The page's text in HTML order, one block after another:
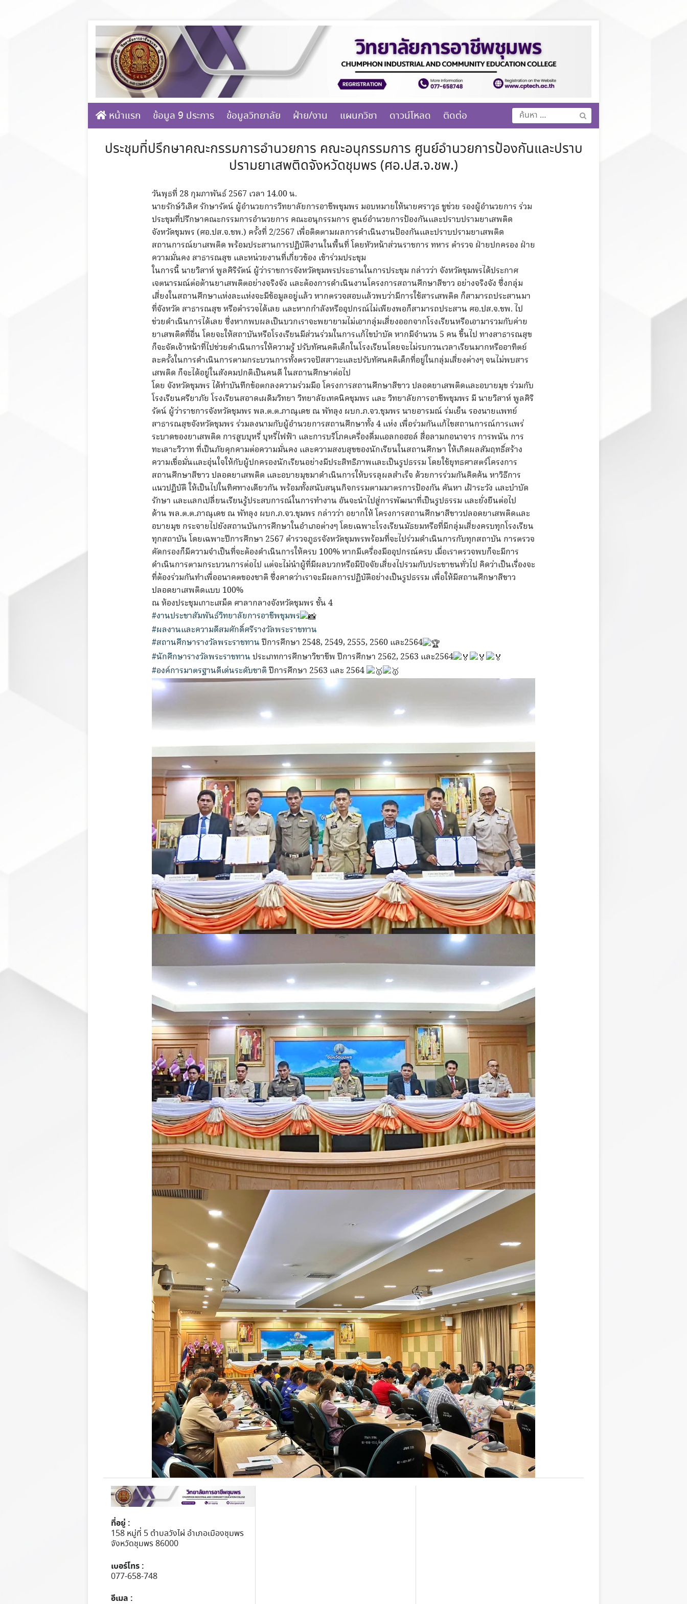
หน้าแรก ข้อมูล 9 ประการ ข้อมูลวิทยาลัย ฝ่าย/งาน แผนกวิชา ดาวน์โหลด ติดต่อ
ค้นหา
สำหรับ:
ประชุมที่ปรึกษาคณะกรรมการอำนวยการ คณะอนุกรรมการ ศูนย์อำนวยการป้องกันและปราบ
ปรามยาเสพติดจังหวัดชุมพร (ศอ.ปส.จ.ชพ.)
วันพุธที่ 28 กุมภาพันธ์ 2567 เวลา 14.00 น.
นายรักษ์วิเลิศ รักษารัตน์ ผู้อำนวยการวิทยาลัยการอาชีพชุมพร มอบหมายให้นายศราวุธ ชูช่วย รองผู้อำนวยการ ร่วม
ประชุมที่ปรึกษาคณะกรรมการอำนวยการ คณะอนุกรรมการ ศูนย์อำนวยการป้องกันและปราบปรามยาเสพติด
จังหวัดชุมพร (ศอ.ปส.จ.ชพ.) ครั้งที่ 2/2567 เพื่อติดตามผลการดำเนินงานป้องกันและปราบปรามยาเสพติด
สถานการณ์ยาเสพติด พร้อมประสานการปฏิบัติงานในพื้นที่ โดยหัวหน้าส่วนราชการ ทหาร ตำรวจ ฝ่ายปกครอง ฝ่าย
ความมั่นคง สาธารณสุข และหน่วยงานที่เกี่ยวข้อง เข้าร่วมประชุม
ในการนี้ นายวิสาห์ พูลศิริรัตน์ ผู้ว่าราชการจังหวัดชุมพรประธานในการประชุม กล่าวว่า จังหวัดชุมพรได้ประกาศ
เจตนารมณ์ต่อต้านยาเสพติตอย่างจริงจัง และต้องการดำเนินงานโครงการสถานศึกษาสีขาว อย่างจริงจัง ซึ่งกลุ่ม
เสี่ยงในสถานศึกษาแห่งละแห่งจะมีข้อมูลอยู่แล้ว หากตรวจสอบแล้วพบว่ามีการใช้สารเสพติด ก็สามารถประสานมา
ที่จังหวัด สาธารณสุข หรือตำรวจได้เลย และหากกำลังหรืออุปกรณ์ไม่เพียงพอก็สามารถประสาน ศอ.ปส.จ.ชพ. ไป
ช่วยดำเนินการได้เลย ซึ่งหากพบผลเป็นบวกเราจะพยายามไม่เอากลุ่มเสี่ยงออกจากโรงเรียนหรือเอามารวมกับค่าย
ยาเสพติดที่อื่น โดยจะให้สถาบันหรือโรงเรียนมีส่วนร่วมในการแก้ไขบำบัด หากมีจำนวน 5 คน ขึ้นไป ทางสาธารณสุข
ก็จะจัดเจ้าหน้าที่ไปช่วยดำเนินการให้ความรู้ ปรับทัศนคติเด็กในโรงเรียนโดยจะไม่รบกวนเวลาเรียนมากหรืออาทิตย์
ละครั้งในการดำเนินการตามกระบวนการทั้งตรวจปัสสาวะและปรับทัศนคติเด็กที่อยู่ในกลุ่มเสี่ยงต่างๆ จนไม่พบสาร
เสพติด ก็จะได้อยู่ในสังคมปกติเป็นคนดี ในสถานศึกษาต่อไป
โดย จังหวัดชุมพร ได้ทำบันทึกข้อตกลงความร่วมมือ โครงการสถานศึกษาสีขาว ปลอดยาเสพติดและอบายมุข ร่วมกับ
โรงเรียนศรียาภัย โรงเรียนสอาดเผดิมวิทยา วิทยาลัยเทคนิคชุมพร และ วิทยาลัยการอาชีพชุมพร มี นายวิสาห์ พูลศิริ
รัตน์ ผู้ว่าราชการจังหวัดชุมพร พล.ต.ต.ภาณุเดช ณ พัทลุง ผบก.ภ.จว.ชุมพร นายอารมณ์ ร่มเย็น รองนายแพทย์
สาธารณสุขจังหวัดชุมพร ร่วมลงนามกับผู้อำนวยการสถานศึกษาทั้ง 4 แห่ง เพื่อร่วมกันแก้ไขสถานการณ์การแพร่
ระบาดของยาเสพติด การสูบบุหรี่ บุหรี่ไฟฟ้า และการบริโภคเครื่องดื่มแอลกอฮอล์ สื่อลามกอนาจาร การพนัน การ
ทะเลาะวิวาท ที่เป็นภัยคุกคามต่อความมั่นคง และความสงบสุขของนักเรียนในสถานศึกษา ให้เกิดผลสัมฤทธิ์สร้าง
ความเชื่อมั่นและอุ่นใจให้กับผู้ปกครองนักเรียนอย่างมีประสิทธิภาพและเป็นรูปธรรม โดยใช้ยุทธศาสตร์โครงการ
สถานศึกษาสีขาว ปลอดยาเสพติด และอบายมุขมาดำเนินการให้บรรลุผลสำเร็จ ด้วยการร่วมกันคิดค้น หาวิธีการ
แนวปฏิบัติ ให้เป็นไปในทิศทางเดียวกัน พร้อมทั้งสนับสนุนกิจกรรมตามมาตรการป้องกัน คันหา เฝ้าระวัง และบำบัด
รักษา และแลกเปลี่ยนเรียนรู้ประสบการณ์ในการทำงาน อันจะนำไปสู่การพัฒนาที่เป็นรูปธรรม และยั่งยืนต่อไป
ด้าน พล.ต.ต.ภาณุเดช ณ พัทลุง ผบก.ภ.จว.ชุมพร กล่าวว่า อยากให้ โครงการสถานศึกษาสีขาวปลอดยาเสพติดและ
อบายมุข กระจายไปยังสถานบันการศึกษาในอำเภอต่างๆ โดยเฉพาะโรงเรียนมัธยมหรือที่มีกลุ่มเสี่ยงครบทุกโรงเรียน
ทุกสถาบัน โดยเฉพาะปีการศึกษา 2567 ตำรวจภูธรจังหวัดชุมพรพร้อมที่จะไปร่วมดำเนินการกับทุกสถาบัน การตรวจ
คัดกรองก็มีความจำเป็นที่จะต้องดำเนินการให้ครบ 100% หากมีเครื่องมืออุปกรณ์ครบ เมื่อเราตรวจพบก็จะมีการ
ดำเนินการตามกระบวนการต่อไป แต่จะไม่นำผู้ที่มีผลบวกหรือมีปัจจัยเสี่ยงไปรวมกับประชาชนทั่วไป คิดว่าเป็นเรื่องจะ
ที่ต้องร่วมกันทำเพื่ออนาคตของชาติ ซึ่งคาดว่าเราจะมีผลการปฏิบัติอย่างเป็นรูปธรรม เพื่อให้มีสถานศึกษาสีขาว
ปลอดยาเสพติดแบบ 100%
ณ ห้องประชุมเกาะเสม็ด ศาลากลางจังหวัดชุมพร ชั้น 4
#งานประชาสัมพันธ์วิทยาลัยการอาชีพชุมพร
#ผลงานและความดีสมศักดิ์ศรีรางวัลพระราชทาน
#สถานศึกษารางวัลพระราชทาน ปีการศึกษา 2548, 2549, 2555, 2560 และ2564
#นักศึกษารางวัลพระราชทาน ประเภทการศึกษาวิชาชีพ ปีการศึกษา 2562, 2563 และ2564
#องค์การมาตรฐานดีเด่นระดับชาติ ปีการศึกษา 2563 และ 2564
ที่อยู่ :
158 หมู่ที่ 5 ตำบลวังไผ่ อำเภอเมืองชุมพร
จังหวัดชุมพร 86000
เบอร์โทร :
077-658-748
อีเมล :